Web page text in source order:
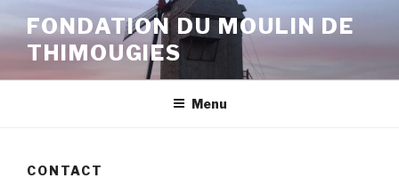
to
content
FONDATION DU MOULIN DE
THIMOUGIES
Menu
CONTACT